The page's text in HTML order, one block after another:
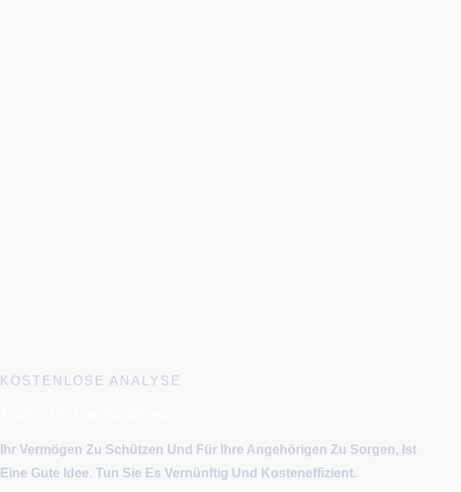
KOSTENLOSE ANALYSE
Ihr Vermögen Zu Schützen Und Für Ihre Angehörigen Zu Sorgen, Ist
Eine Gute Idee. Tun Sie Es Vernünftig Und Kosteneffizient.